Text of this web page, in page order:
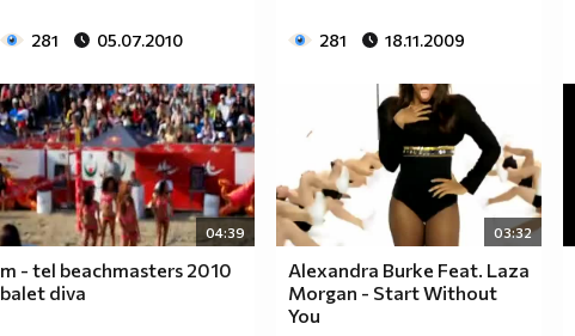
281 05.07.2010 281 18.11.2009
04:39
m - tel beachmasters 2010
balet diva
03:32
Alexandra Burke Feat. Laza
Morgan - Start Without
You